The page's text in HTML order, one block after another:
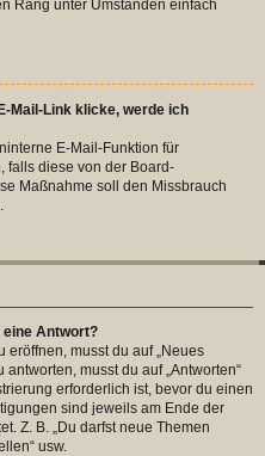
Rang unter Umständen einfach
Mail-Link klicke, werde ich
E-Mail-Funktion für
falls diese von der Board-
Maßnahme soll den Missbrauch
eine Antwort?
eröffnen, musst du auf „Neues
musst du auf „Antworten“
erforderlich ist, bevor du einen
sind jeweils am Ende der
Z. B. „Du darfst neue Themen
usw.